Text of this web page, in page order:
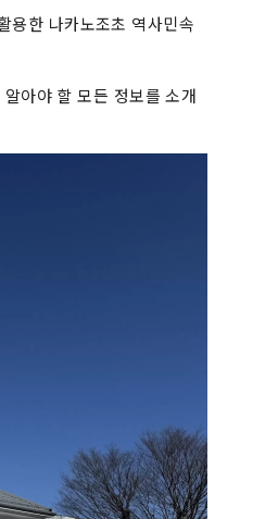
용한 나카노조초 역사민속
아야 할 모든 정보를 소개